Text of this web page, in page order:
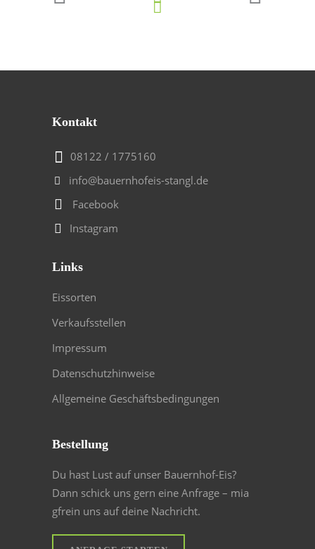
Kontakt
08122 / 1775160
info@bauernhofeis-stangl.de
Facebook
Instagram
Links
Eissorten
Verkaufsstellen
Impressum
Datenschutzhinweise
Allgemeine Geschäftsbedingungen
Bestellung
Du hast Lust auf unser Bauernhof-Eis?
Dann schick uns gern eine Anfrage – mia
gfrein uns auf deine Nachricht.